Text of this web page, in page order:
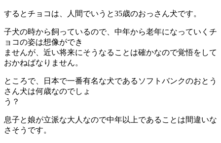
するとチョコは、人間でいうと35歳のおっさん犬です。
子犬の時から飼っているので、中年から老年になっていくチ
ョコの姿は想像ができ
ませんが、近い将来にそうなることは確かなので覚悟をして
おかねばなりません。
ところで、日本で一番有名な犬であるソフトバンクのおとう
さん犬は何歳なのでしょ
う？
息子と娘が立派な大人なので中年以上であることは間違いな
さそうです。